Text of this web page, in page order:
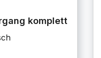
komplett